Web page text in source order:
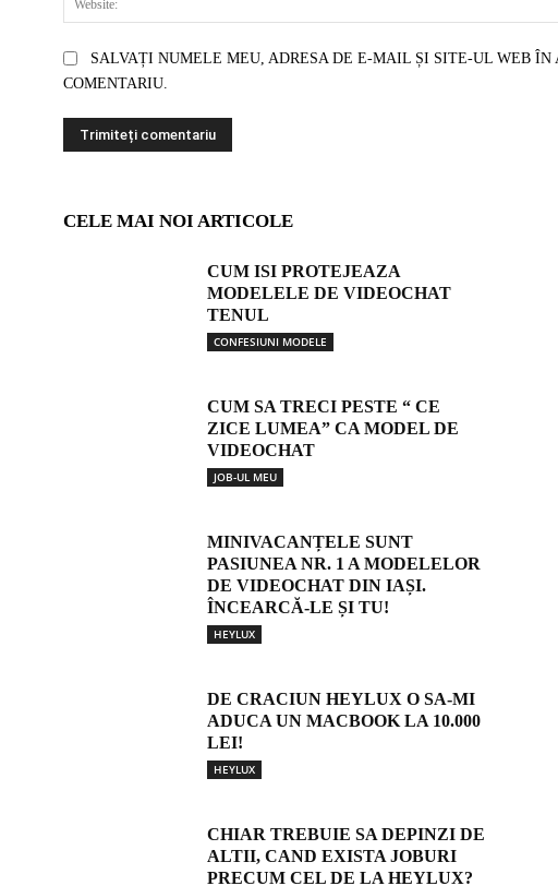
SALVAȚI NUMELE MEU, ADRESA DE E-MAIL ȘI SITE-UL WEB ÎN
COMENTARIU.
CELE MAI NOI ARTICOLE
CUM ISI PROTEJEAZA
MODELELE DE VIDEOCHAT
TENUL
CONFESIUNI MODELE
CUM SA TRECI PESTE “ CE
ZICE LUMEA” CA MODEL DE
VIDEOCHAT
JOB-UL MEU
MINIVACANȚELE SUNT
PASIUNEA NR. 1 A MODELELOR
DE VIDEOCHAT DIN IAȘI.
ÎNCEARCĂ-LE ȘI TU!
HEYLUX
DE CRACIUN HEYLUX O SA-MI
ADUCA UN MACBOOK LA 10.000
LEI!
HEYLUX
CHIAR TREBUIE SA DEPINZI DE
ALTII, CAND EXISTA JOBURI
PRECUM CEL DE LA HEYLUX?